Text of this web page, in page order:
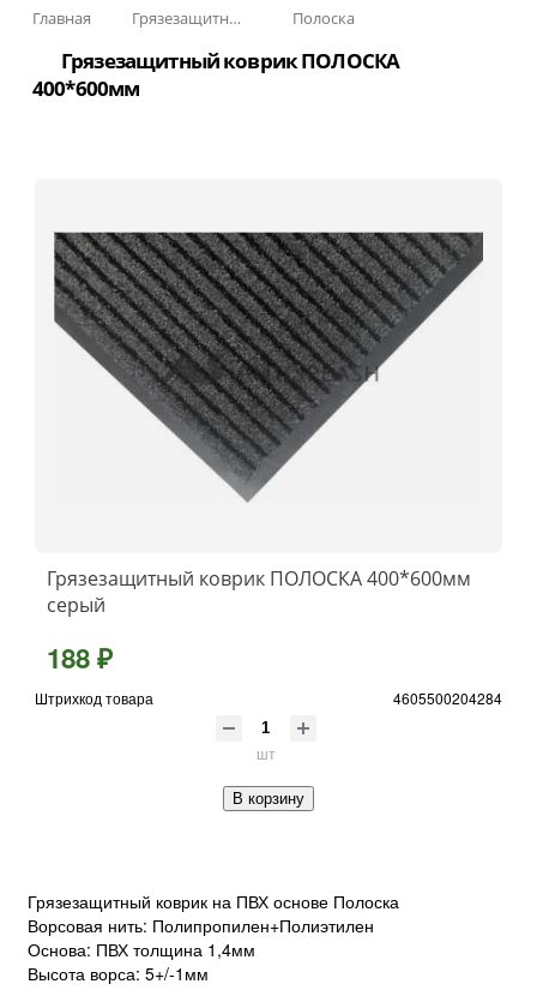
Главная Грязезащитные, влаговпитывающие покрытия Полоска
Грязезащитный коврик ПОЛОСКА
400*600мм
Грязезащитный коврик ПОЛОСКА 400*600мм
серый
188 ₽
Штрихкод товара 4605500204284
шт
В корзину
Грязезащитный коврик на ПВХ основе Полоска
Ворсовая нить: Полипропилен+Полиэтилен
Основа: ПВХ толщина 1,4мм
Высота ворса: 5+/-1мм